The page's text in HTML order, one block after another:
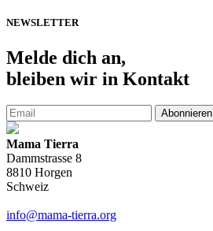
NEWSLETTER
Melde dich an,
bleiben wir in Kontakt
Abonnieren
Mama Tierra
Dammstrasse 8
8810 Horgen
Schweiz
info@mama-tierra.org